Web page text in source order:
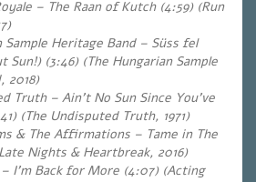
– The Raan of Kutch (4:59) (Run
Sample Heritage Band – Süss fel
Sun!) (3:46) (The Hungarian Sample
2018)
Truth – Ain’t No Sun Since You’ve
(The Undisputed Truth, 1971)
& The Affirmations – Tame in The
Nights & Heartbreak, 2016)
I’m Back for More (4:07) (Acting